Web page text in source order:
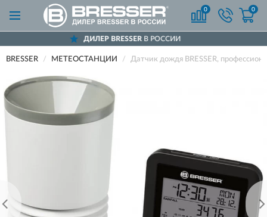
0 0
ДИЛЕР BRESSERВ РОССИИ
BRESSER МЕТЕОСТАНЦИИ Датчик дождя BRESSER,